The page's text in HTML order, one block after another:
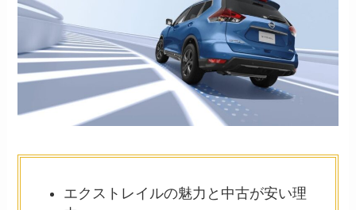
エクストレイルの魅力と中古が安い理